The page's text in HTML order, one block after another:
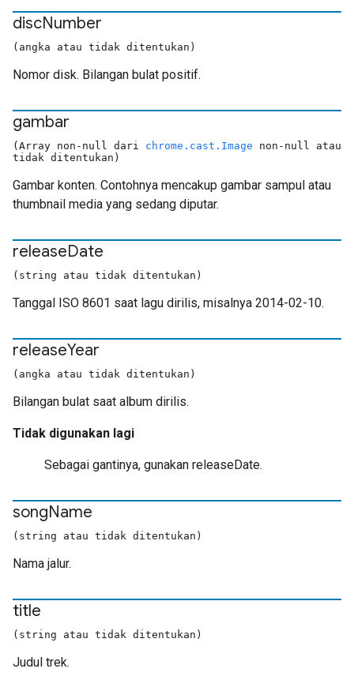
discNumber
(angka atau tidak ditentukan)
Nomor disk. Bilangan bulat positif.
gambar
(Array non-null dari chrome.cast.Image non-null atau
tidak ditentukan)
Gambar konten. Contohnya mencakup gambar sampul atau
thumbnail media yang sedang diputar.
releaseDate
(string atau tidak ditentukan)
Tanggal ISO 8601 saat lagu dirilis, misalnya 2014-02-10.
releaseYear
(angka atau tidak ditentukan)
Bilangan bulat saat album dirilis.
Tidak digunakan lagi
Sebagai gantinya, gunakan releaseDate.
songName
(string atau tidak ditentukan)
Nama jalur.
title
(string atau tidak ditentukan)
Judul trek.